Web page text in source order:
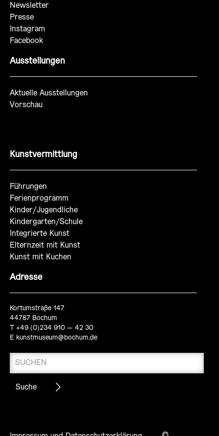
Newsletter
Presse
Instagram
Facebook
Ausstellungen
Aktuelle Ausstellungen
Vorschau
Kunstvermittlung
Führungen
Ferienprogramm
Kinder/Jugendliche
Kindergarten/Schule
Integrierte Kunst
Elternzeit mit Kunst
Kunst mit Kuchen
Adresse
Kortumstraße 147
44787 Bochum
T +49 (0)234 910 – 42 30
E kunstmuseum@bochum.de